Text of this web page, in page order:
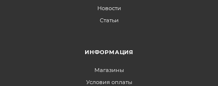
Новости
Статьи
ИНФОРМАЦИЯ
Магазины
Условия оплаты